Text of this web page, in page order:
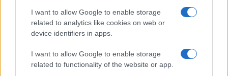
I want to allow Google to enable storage
related to analytics like cookies on web or
device identifiers in apps.
I want to allow Google to enable storage
related to functionality of the website or app.
Akinek újévi fogadalmai között szerepelt, hogy több
kulturális eseményt látogat majd, segíthet az egész